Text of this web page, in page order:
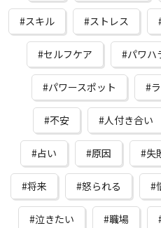
スキル ストレス
セルフケア パワハ
パワースポット
不安 人付き合い
占い 原因 失
将来 怒られる
泣きたい 職場